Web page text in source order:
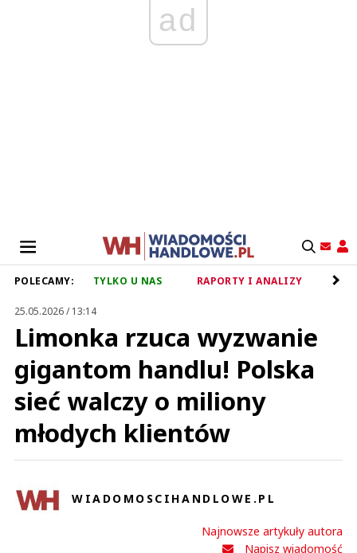
ad
POLECAMY: TYLKO U NAS RAPORTY I ANALIZY
25.05.2026 / 13:14
Limonka rzuca wyzwanie
gigantom handlu! Polska
sieć walczy o miliony
młodych klientów
WIADOMOSCIHANDLOWE.PL
Najnowsze artykuły autora
Napisz wiadomość